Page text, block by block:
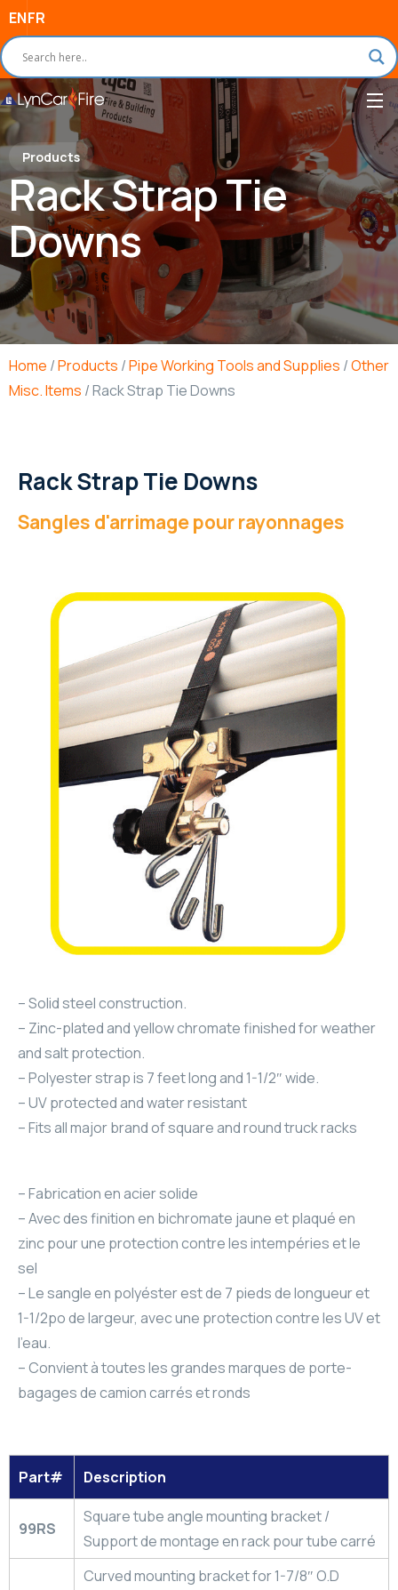
ENFR
Products
Rack Strap Tie
Downs
Home /Products /Pipe Working Tools and Supplies /Other
Misc. Items / Rack Strap Tie Downs
Rack Strap Tie Downs
Sangles d'arrimage pour rayonnages
– Solid steel construction.
– Zinc-plated and yellow chromate finished for weather
and salt protection.
– Polyester strap is 7 feet long and 1-1/2″ wide.
– UV protected and water resistant
– Fits all major brand of square and round truck racks
– Fabrication en acier solide
– Avec des finition en bichromate jaune et plaqué en
zinc pour une protection contre les intempéries et le
sel
– Le sangle en polyéster est de 7 pieds de longueur et
1-1/2po de largeur, avec une protection contre les UV et
l’eau.
– Convient à toutes les grandes marques de porte-
bagages de camion carrés et ronds
Part# Description
99RS
Square tube angle mounting bracket /
Support de montage en rack pour tube carré
Curved mounting bracket for 1-7/8″ O.D